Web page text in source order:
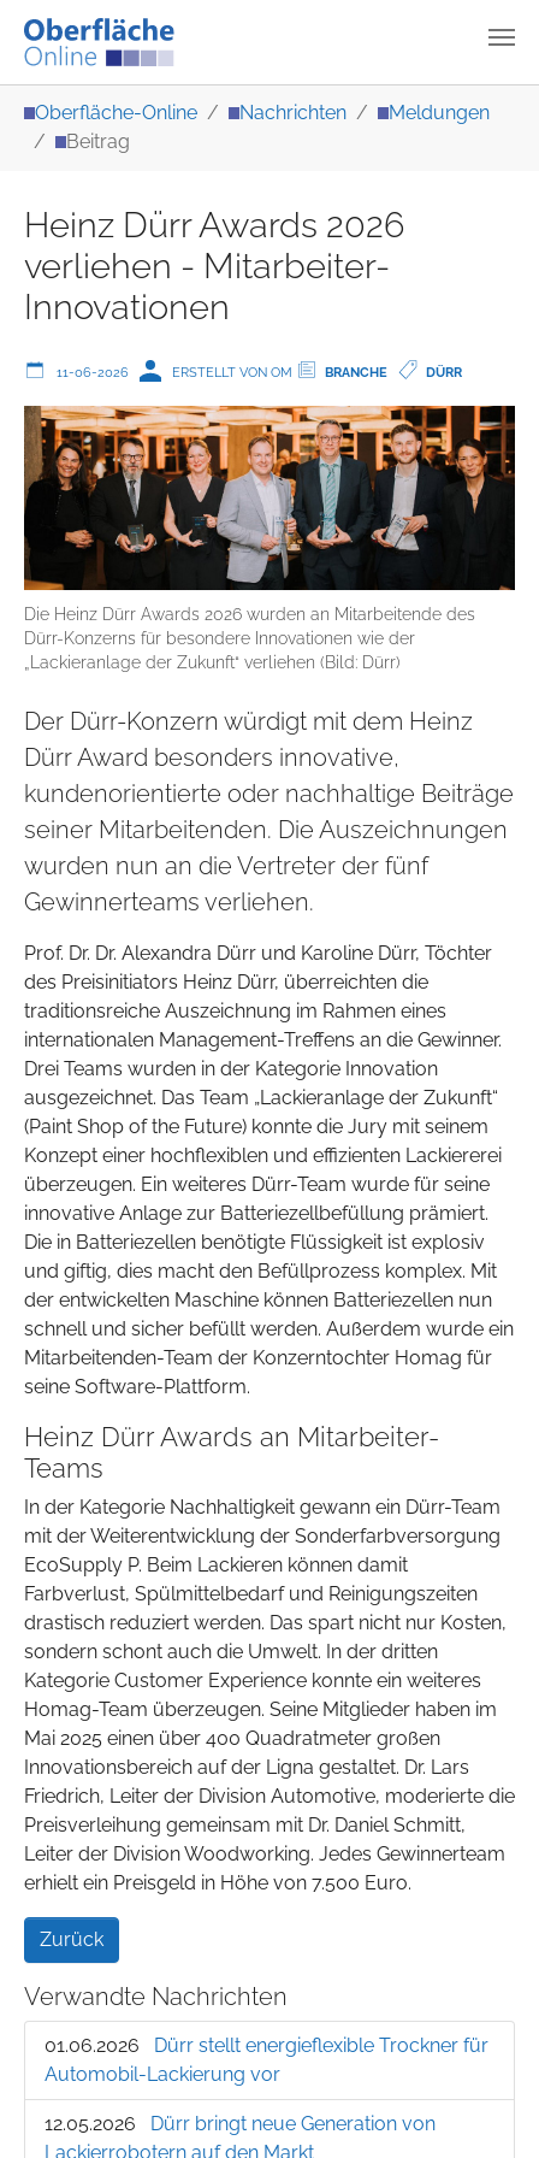
Oberfläche-Online Nachrichten
Meldungen
Beitrag
Heinz Dürr Awards 2026
verliehen - Mitarbeiter-
Innovationen
11-06-2026 ERSTELLT VON OM BRANCHE DÜRR
Die Heinz Dürr Awards 2026 wurden an Mitarbeitende des
Dürr-Konzerns für besondere Innovationen wie der
„Lackieranlage der Zukunft“ verliehen (Bild: Dürr)
Der Dürr-Konzern würdigt mit dem Heinz
Dürr Award besonders innovative,
kundenorientierte oder nachhaltige Beiträge
seiner Mitarbeitenden. Die Auszeichnungen
wurden nun an die Vertreter der fünf
Gewinnerteams verliehen.
Prof. Dr. Dr. Alexandra Dürr und Karoline Dürr, Töchter
des Preisinitiators Heinz Dürr, überreichten die
traditionsreiche Auszeichnung im Rahmen eines
internationalen Management-Treffens an die Gewinner.
Drei Teams wurden in der Kategorie Innovation
ausgezeichnet. Das Team „Lackieranlage der Zukunft“
(Paint Shop of the Future) konnte die Jury mit seinem
Konzept einer hochflexiblen und effizienten Lackiererei
überzeugen. Ein weiteres Dürr-Team wurde für seine
innovative Anlage zur Batteriezellbefüllung prämiert.
Die in Batteriezellen benötigte Flüssigkeit ist explosiv
und giftig, dies macht den Befüllprozess komplex. Mit
der entwickelten Maschine können Batteriezellen nun
schnell und sicher befüllt werden. Außerdem wurde ein
Mitarbeitenden-Team der Konzerntochter Homag für
seine Software-Plattform.
Heinz Dürr Awards an Mitarbeiter-
Teams
In der Kategorie Nachhaltigkeit gewann ein Dürr-Team
mit der Weiterentwicklung der Sonderfarbversorgung
EcoSupply P. Beim Lackieren können damit
Farbverlust, Spülmittelbedarf und Reinigungszeiten
drastisch reduziert werden. Das spart nicht nur Kosten,
sondern schont auch die Umwelt. In der dritten
Kategorie Customer Experience konnte ein weiteres
Homag-Team überzeugen. Seine Mitglieder haben im
Mai 2025 einen über 400 Quadratmeter großen
Innovationsbereich auf der Ligna gestaltet. Dr. Lars
Friedrich, Leiter der Division Automotive, moderierte die
Preisverleihung gemeinsam mit Dr. Daniel Schmitt,
Leiter der Division Woodworking. Jedes Gewinnerteam
erhielt ein Preisgeld in Höhe von 7.500 Euro.
Zurück
Verwandte Nachrichten
01.06.2026
Dürr stellt energieflexible Trockner für
Automobil-Lackierung vor
12.05.2026
Dürr bringt neue Generation von
Lackierrobotern auf den Markt